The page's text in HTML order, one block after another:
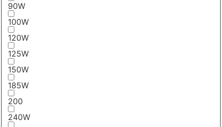
90W
100W
120W
125W
150W
185W
200
240W